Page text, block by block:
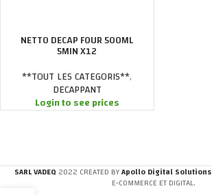
NETTO DECAP FOUR 500ML
5MIN X12
**TOUT LES CATEGORIS**,
DECAPPANT
Login to see prices
SARL VADEQ 2022 CREATED BYApollo Digital Solutions
E-COMMERCE ET DIGITAL.